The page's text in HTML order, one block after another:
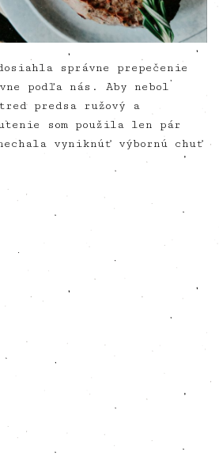
správne prepečenie
podľa nás. Aby nebol
predsa ružový a
som použila len pár
vyniknúť výbornú chuť